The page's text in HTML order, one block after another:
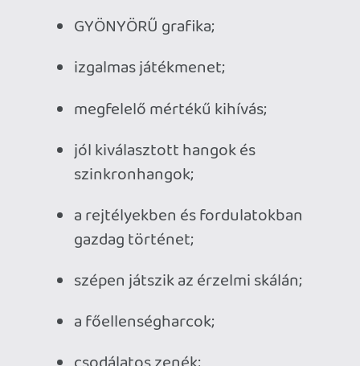
Ez nem videójáték vagy rajzfilm,
hanem egy indie mestermű!